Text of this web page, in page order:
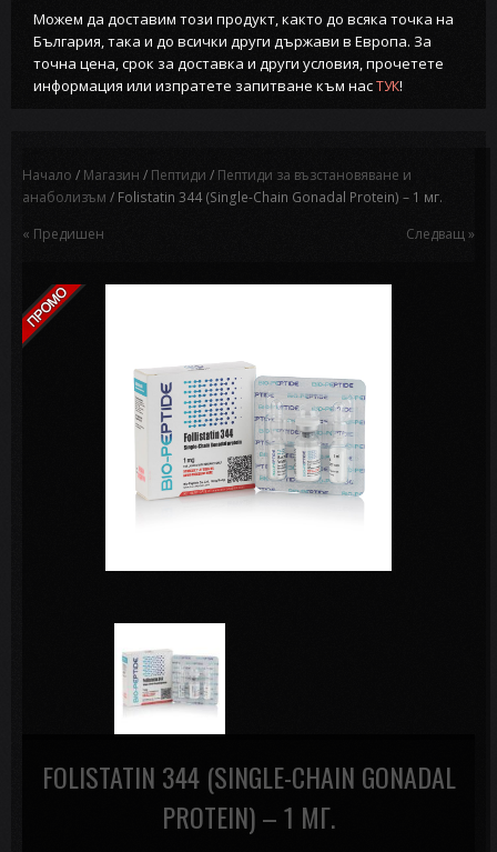
Можем да доставим този продукт, както до всяка точка на
България, така и до всички други държави в Европа. За
точна цена, срок за доставка и други условия, прочетете
информация или изпратете запитване към насТУК!
Начало / Магазин / Пептиди / Пептиди за възстановяване и
анаболизъм / Folistatin 344 (Single-Chain Gonadal Protein) – 1 мг.
« Предишен
Следващ »
FOLISTATIN 344 (SINGLE-CHAIN GONADAL
PROTEIN) – 1 МГ.